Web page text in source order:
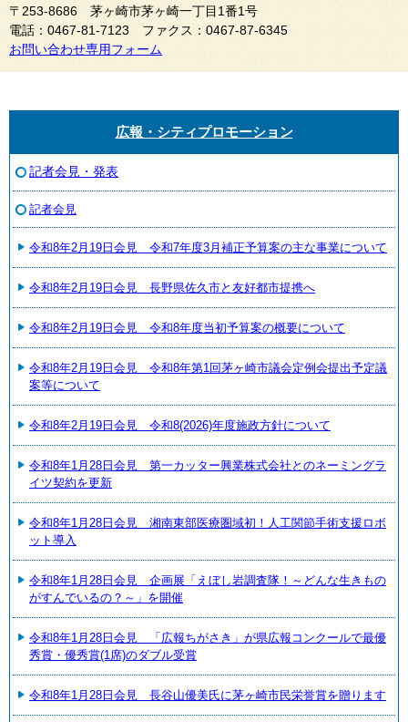
〒253-8686 茅ヶ崎市茅ヶ崎一丁目1番1号
電話：0467-81-7123 ファクス：0467-87-6345
お問い合わせ専用フォーム
広報・シティプロモーション
記者会見・発表
記者会見
令和8年2月19日会見 令和7年度3月補正予算案の主な事業について
令和8年2月19日会見 長野県佐久市と友好都市提携へ
令和8年2月19日会見 令和8年度当初予算案の概要について
令和8年2月19日会見 令和8年第1回茅ヶ崎市議会定例会提出予定議
案等について
令和8年2月19日会見 令和8(2026)年度施政方針について
令和8年1月28日会見 第一カッター興業株式会社とのネーミングラ
イツ契約を更新
令和8年1月28日会見 湘南東部医療圏域初！人工関節手術支援ロボ
ット導入
令和8年1月28日会見 企画展「えぼし岩調査隊！～どんな生きもの
がすんでいるの？～」を開催
令和8年1月28日会見 「広報ちがさき」が県広報コンクールで最優
秀賞・優秀賞(1席)のダブル受賞
令和8年1月28日会見 長谷山優美氏に茅ヶ崎市民栄誉賞を贈ります